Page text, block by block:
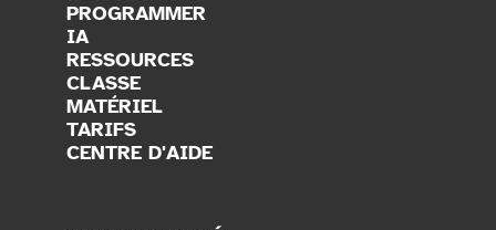
PROGRAMMER
IA
RESSOURCES
CLASSE
MATÉRIEL
TARIFS
CENTRE D'AIDE